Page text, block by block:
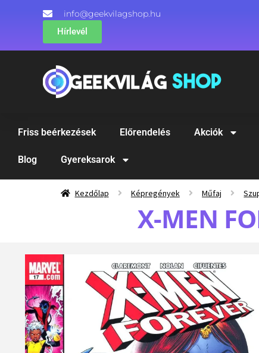
info@geekvilagshop.hu
Hírlevél
Friss beérkezések Előrendelés Akciók
Blog Gyereksarok
Kezdőlap Képregények Műfaj
X-MEN